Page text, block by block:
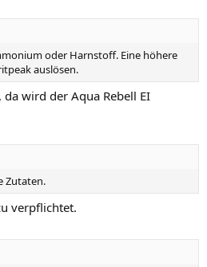
oder Harnstoff. Eine höhere
auslösen.
wird der Aqua Rebell EI
Zutaten.
verpflichtet.